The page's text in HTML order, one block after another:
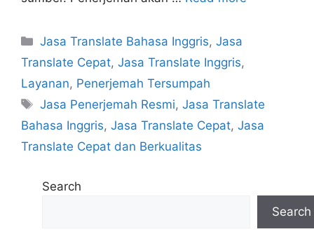
Categories
Jasa Translate Bahasa Inggris,Jasa
Translate Cepat, Jasa Translate Inggris,
Layanan, Penerjemah Tersumpah
Tags
Jasa Penerjemah Resmi,Jasa Translate
Bahasa Inggris, Jasa Translate Cepat, Jasa
Translate Cepat dan Berkualitas
Search
Search